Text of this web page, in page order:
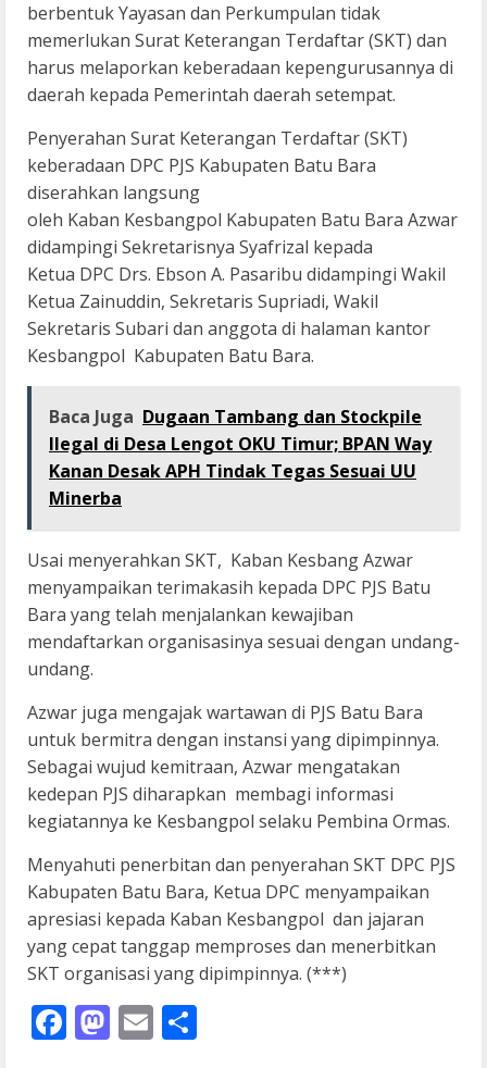
berbentuk Yayasan dan Perkumpulan tidak
memerlukan Surat Keterangan Terdaftar (SKT) dan
harus melaporkan keberadaan kepengurusannya di
daerah kepada Pemerintah daerah setempat.
Penyerahan Surat Keterangan Terdaftar (SKT)
keberadaan DPC PJS Kabupaten Batu Bara
diserahkan langsung
oleh Kaban Kesbangpol Kabupaten Batu Bara Azwar
didampingi Sekretarisnya Syafrizal kepada
Ketua DPC Drs. Ebson A. Pasaribu didampingi Wakil
Ketua Zainuddin, Sekretaris Supriadi, Wakil
Sekretaris Subari dan anggota di halaman kantor
Kesbangpol Kabupaten Batu Bara.
Baca Juga Dugaan Tambang dan Stockpile
Ilegal di Desa Lengot OKU Timur; BPAN Way
Kanan Desak APH Tindak Tegas Sesuai UU
Minerba
Usai menyerahkan SKT, Kaban Kesbang Azwar
menyampaikan terimakasih kepada DPC PJS Batu
Bara yang telah menjalankan kewajiban
mendaftarkan organisasinya sesuai dengan undang-
undang.
Azwar juga mengajak wartawan di PJS Batu Bara
untuk bermitra dengan instansi yang dipimpinnya.
Sebagai wujud kemitraan, Azwar mengatakan
kedepan PJS diharapkan membagi informasi
kegiatannya ke Kesbangpol selaku Pembina Ormas.
Menyahuti penerbitan dan penyerahan SKT DPC PJS
Kabupaten Batu Bara, Ketua DPC menyampaikan
apresiasi kepada Kaban Kesbangpol dan jajaran
yang cepat tanggap memproses dan menerbitkan
SKT organisasi yang dipimpinnya. (***)
Facebook
Mastodon
Email